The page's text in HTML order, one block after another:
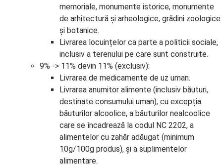
memoriale, monumente istorice, monumente
de arhitectură și arheologice, grădini zoologice
și botanice.
Livrarea locuințelor ca parte a politicii sociale,
inclusiv a terenului pe care sunt construite.
9% -> 11% devin 11% (exclusiv):
Livrarea de medicamente de uz uman.
Livrarea anumitor alimente (inclusiv băuturi,
destinate consumului uman), cu excepția
băuturilor alcoolice, a băuturilor nealcoolice
care se încadrează la codul NC 2202, a
alimentelor cu zahăr adăugat (minimum
10g/100g produs), și a suplimentelor
alimentare.